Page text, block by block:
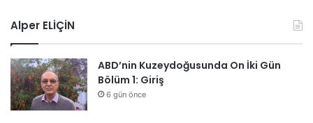
r
ı
s
ü
r
ü
Alper ELİÇİN
ABD’nin Kuzeydoğusunda On İki Gün
Bölüm 1: Giriş
6 gün önce